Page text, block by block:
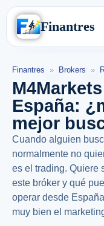
Finantres
Finantres » Brokers »
España:
mejor
Cuando alguien
normalmente no
es el trading. Quiere
este bróker y qué
operar desde
muy bien el